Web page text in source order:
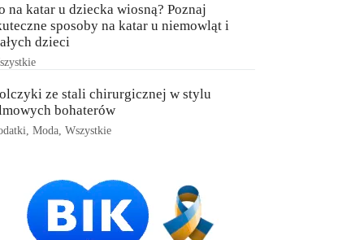
na katar u dziecka wiosną? Poznaj
sposoby na katar u niemowląt i
dzieci
ze stali chirurgicznej w stylu
bohaterów
,Moda ,Wszystkie